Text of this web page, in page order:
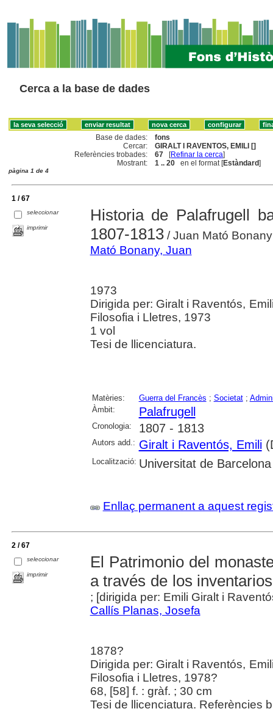
Cerca a la base de dades
Base de dades:
fons
Cercar:
GIRALT I RAVENTOS, EMILI []
Referències trobades:
67 [Refinar la cerca]
Mostrant:
1 .. 20 en el format [Estàndard]
pàgina 1 de 4
1 / 67
seleccionar
imprimir
Historia de Palafrugell
1807-1813/ Juan Mató
Mató Bonany, Juan
1973
Dirigida per: Giralt i Raventós,
Filosofia i Lletres, 1973
1 vol
Tesi de llicenciatura.
Matèries: Guerra del Francès ; Societat;
Àmbit:
Palafrugell
Cronologia: 1807 - 1813
Autors add.: Giralt i Raventós, Emili
Localització: Universitat de Barcelona
Enllaç permanent a aquest
2 / 67
seleccionar
imprimir
El Patrimonio del
a través de los
; [dirigida per: Emili Giralt i
Callís Planas, Josefa
1878?
Dirigida per: Giralt i Raventós,
Filosofia i Lletres, 1978?
68, [58] f. : gràf. ; 30 cm
Tesi de llicenciatura. Referències